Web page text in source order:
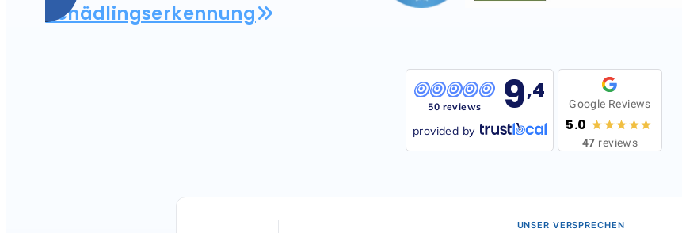
Schädlingserkennung
50 reviews 9,4
provided by
Google Reviews
5.0
47 reviews
UNSER VERSPRECHEN